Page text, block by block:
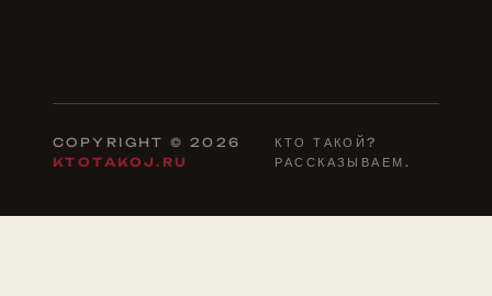
COPYRIGHT © 2026
KTOTAKOJ.RU
КТО ТАКОЙ?
РАССКАЗЫВАЕМ.